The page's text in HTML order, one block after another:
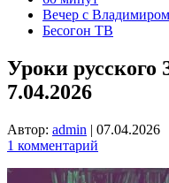
Вечер с
Бесогон ТВ
Уроки русского
7.04.2026
Автор: admin | 07.04.2026
1 комментарий